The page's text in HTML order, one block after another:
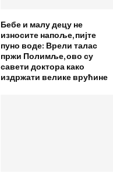
Бебе и малу децу не
износите напоље, пијте
пуно воде: Врели талас
пржи Полимље, ово су
савети доктора како
издржати велике врућине